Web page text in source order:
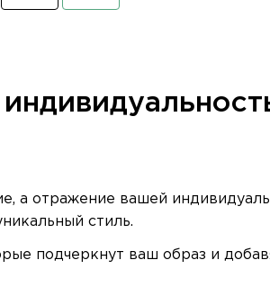
а отражение вашей
стиль.
подчеркнут ваш образ и